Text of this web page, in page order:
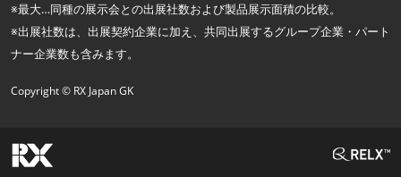
※最大…同種の展示会との出展社数および製品展示面積の比較。
※出展社数は、出展契約企業に加え、共同出展するグループ企業・パート
ナー企業数も含みます。
Copyright © RX Japan GK